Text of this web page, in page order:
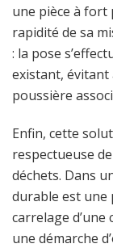
une pièce à fort
rapidité de sa
: la pose
existant, évitant
poussière
Enfin, cette
respectueuse
déchets. Dans
durable est une
carrelage d’une
une démarche